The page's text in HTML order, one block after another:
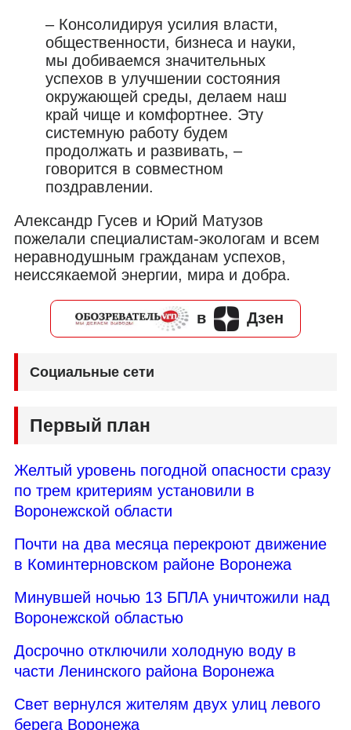
– Консолидируя усилия власти,
общественности, бизнеса и науки,
мы добиваемся значительных
успехов в улучшении состояния
окружающей среды, делаем наш
край чище и комфортнее. Эту
системную работу будем
продолжать и развивать, –
говорится в совместном
поздравлении.
Александр Гусев и Юрий Матузов
пожелали специалистам-экологам и всем
неравнодушным гражданам успехов,
неиссякаемой энергии, мира и добра.
в Дзен
Социальные сети
Первый план
Желтый уровень погодной опасности сразу
по трем критериям установили в
Воронежской области
Почти на два месяца перекроют движение
в Коминтерновском районе Воронежа
Минувшей ночью 13 БПЛА уничтожили над
Воронежской областью
Досрочно отключили холодную воду в
части Ленинского района Воронежа
Свет вернулся жителям двух улиц левого
берега Воронежа